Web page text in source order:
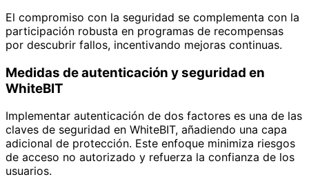
El compromiso con la seguridad se complementa con la
participación robusta en programas de recompensas
por descubrir fallos, incentivando mejoras continuas.
Medidas de autenticación y seguridad en
WhiteBIT
Implementar autenticación de dos factores es una de las
claves de seguridad en WhiteBIT, añadiendo una capa
adicional de protección. Este enfoque minimiza riesgos
de acceso no autorizado y refuerza la confianza de los
usuarios.